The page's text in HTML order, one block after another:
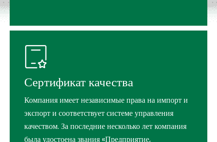
Сертификат качества
Компания имеет независимые права на импорт и
экспорт и соответствует системе управления
качеством. За последние несколько лет компания
была удостоена звания «Предприятие,